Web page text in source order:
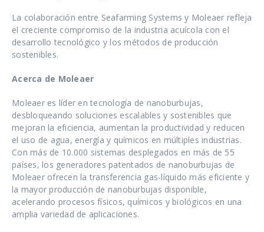
La colaboración entre Seafarming Systems y Moleaer refleja
el creciente compromiso de la industria acuícola con el
desarrollo tecnológico y los métodos de producción
sostenibles.
Acerca de Moleaer
Moleaer es líder en tecnología de nanoburbujas,
desbloqueando soluciones escalables y sostenibles que
mejoran la eficiencia, aumentan la productividad y reducen
el uso de agua, energía y químicos en múltiples industrias.
Con más de 10.000 sistemas desplegados en más de 55
países, los generadores patentados de nanoburbujas de
Moleaer ofrecen la transferencia gas-líquido más eficiente y
la mayor producción de nanoburbujas disponible,
acelerando procesos físicos, químicos y biológicos en una
amplia variedad de aplicaciones.